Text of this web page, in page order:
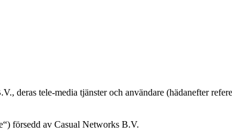
deras tele-media tjänster och användare (hädanefter
försedd av Casual Networks B.V.